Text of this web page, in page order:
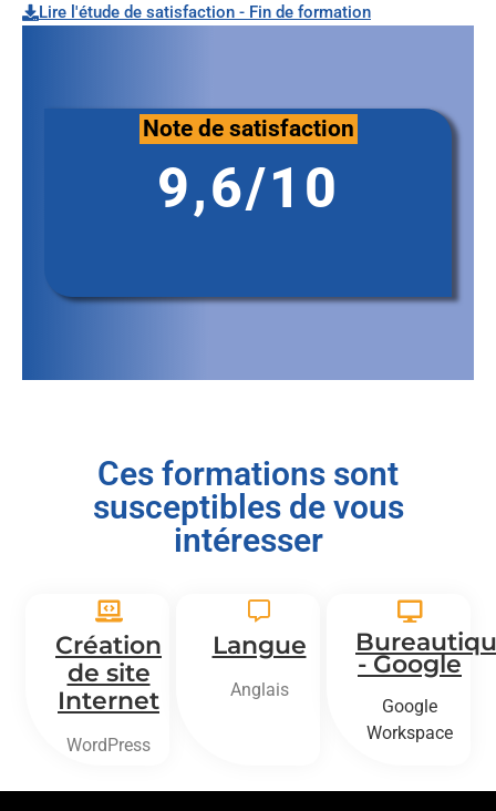
Lire l'étude de satisfaction - Fin de formation
Note de satisfaction
9,6/10
Ces formations sont
susceptibles de vous
intéresser
Création
de site
Internet
WordPress
Langue
Anglais
- Google
Google
Workspace